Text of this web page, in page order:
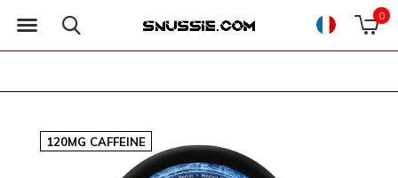
0
120MG CAFFEINE